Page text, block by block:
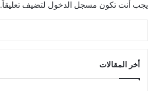
يجب أنت تكون مسجل الدخول لتضيف تعليقاً.
أخر المقالات